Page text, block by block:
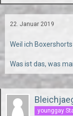
22. Januar 2019
Weil ich
Was ist das, was
younggay